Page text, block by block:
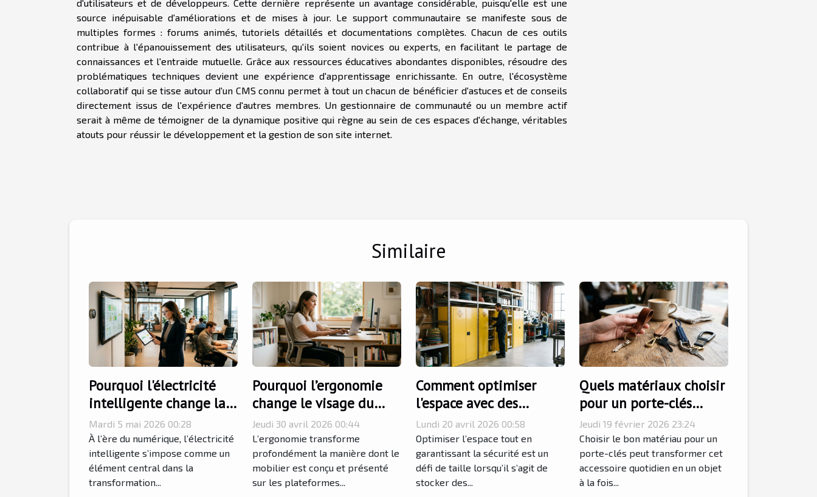
d'utilisateurs et de développeurs. Cette dernière représente un avantage considérable, puisqu'elle est une
source inépuisable d'améliorations et de mises à jour. Le support communautaire se manifeste sous de
multiples formes : forums animés, tutoriels détaillés et documentations complètes. Chacun de ces outils
contribue à l'épanouissement des utilisateurs, qu'ils soient novices ou experts, en facilitant le partage de
connaissances et l'entraide mutuelle. Grâce aux ressources éducatives abondantes disponibles, résoudre des
problématiques techniques devient une expérience d'apprentissage enrichissante. En outre, l'écosystème
collaboratif qui se tisse autour d'un CMS connu permet à tout un chacun de bénéficier d'astuces et de conseils
directement issus de l'expérience d'autres membres. Un gestionnaire de communauté ou un membre actif
serait à même de témoigner de la dynamique positive qui règne au sein de ces espaces d'échange, véritables
atouts pour réussir le développement et la gestion de son site internet.
Similaire
Pourquoi l'électricité
intelligente change la
routine des entreprises
modernes
Mardi 5 mai 2026 00:28
À l’ère du numérique, l’électricité
intelligente s’impose comme un
élément central dans la
transformation...
Pourquoi l’ergonomie
change le visage du
mobilier moderne en e-
commerce
Jeudi 30 avril 2026 00:44
L’ergonomie transforme
profondément la manière dont le
mobilier est conçu et présenté
sur les plateformes...
Comment optimiser
l'espace avec des
armoires de sécurité
pour inflammables ?
Lundi 20 avril 2026 00:58
Optimiser l’espace tout en
garantissant la sécurité est un
défi de taille lorsqu’il s’agit de
stocker des...
Quels matériaux choisir
pour un porte-clés
durable et élégant ?
Jeudi 19 février 2026 23:24
Choisir le bon matériau pour un
porte-clés peut transformer cet
accessoire quotidien en un objet
à la fois...